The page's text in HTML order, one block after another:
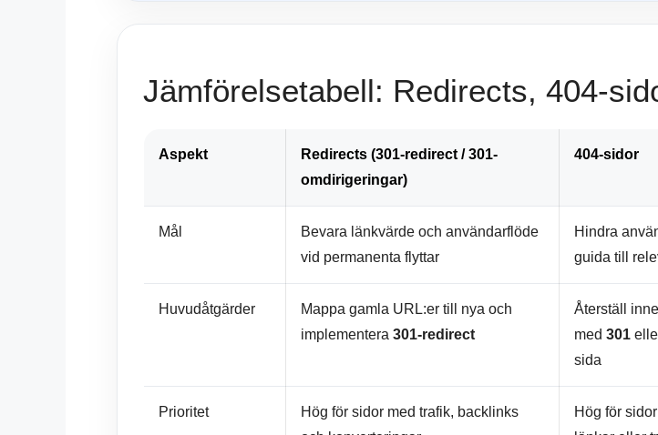
Jämförelsetabell: Redirects, 404-
Aspekt Redirects (301-redirect /301-
omdirigeringar)
404-sidor
Mål
Bevara länkvärde och användarflöde
vid permanenta flyttar
Hindra
guida till
Huvudåtgärder
Mappa gamla URL:er till nya och
implementera 301-redirect
Återställ
med 301
sida
Prioritet
Hög för sidor med trafik, backlinks
Hög för